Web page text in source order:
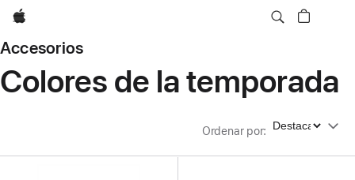
Apple
Accesorios
Colores de la temporada
Ordenar por: Ordenar por